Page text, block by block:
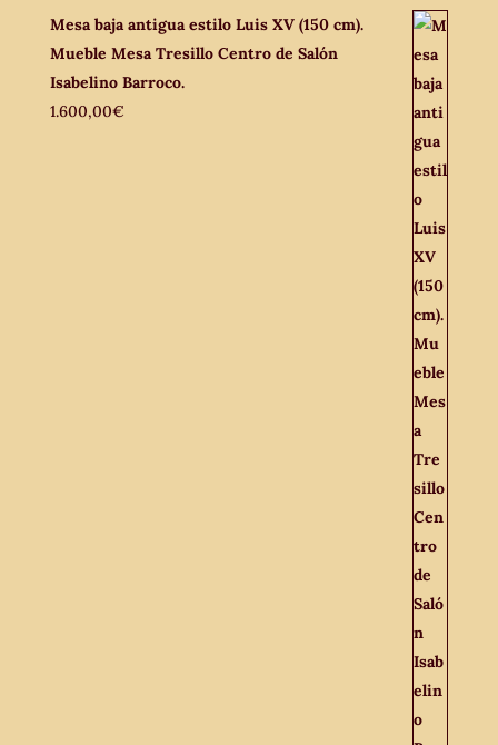
Mesa baja antigua estilo Luis XV (150 cm).
Mueble Mesa Tresillo Centro de Salón
Isabelino Barroco.
1.600,00€